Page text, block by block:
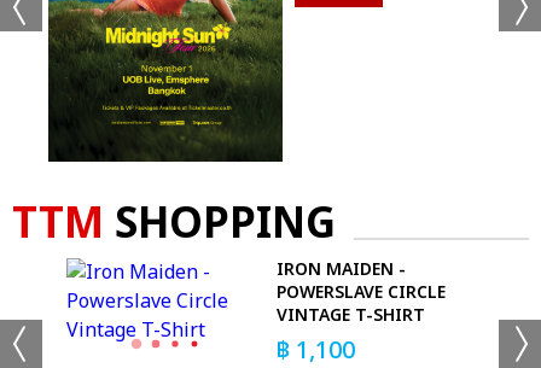
TTM SHOPPING
IRON MAIDEN -
POWERSLAVE CIRCLE
VINTAGE T-SHIRT
฿ 1,100